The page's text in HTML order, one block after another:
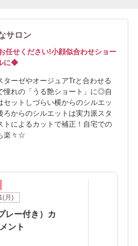
サロン
任せください!小顔似合わせショー
に◆
ターゼやオージュアTrと合わせる
憧れの「うる艶ショート」に◎自
セットしづらい横からのシルエッ
ろからのシルエットは実力派スタ
トによるカットで補正！自宅での
楽々☆
月)
レー付き）カ
ント